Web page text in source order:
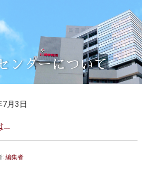
動脈
大動脈瘤
大動脈解離（解離性大動脈瘤）
胸部大動脈瘤の治療
療
ンターについて
月3日
…
: 編集者